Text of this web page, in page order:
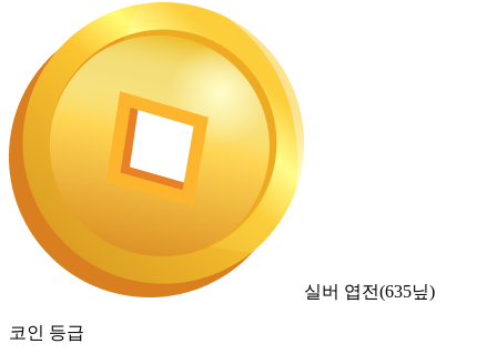
실버 엽전(635닢)
코인 등급